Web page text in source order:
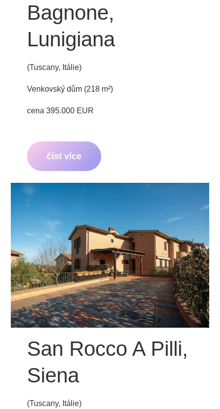
Bagnone,
Lunigiana
(Tuscany, Itálie)
Venkovský dům (218 m²)
cena 395.000 EUR
číst více
San Rocco A Pilli,
Siena
(Tuscany, Itálie)